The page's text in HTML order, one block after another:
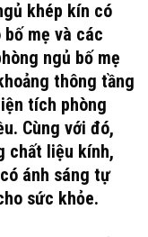
khép kín có
mẹ và các
ngủ bố mẹ
thông tầng
tích phòng
Cùng với đó,
chất liệu kính,
ánh sáng tự
sức khỏe.